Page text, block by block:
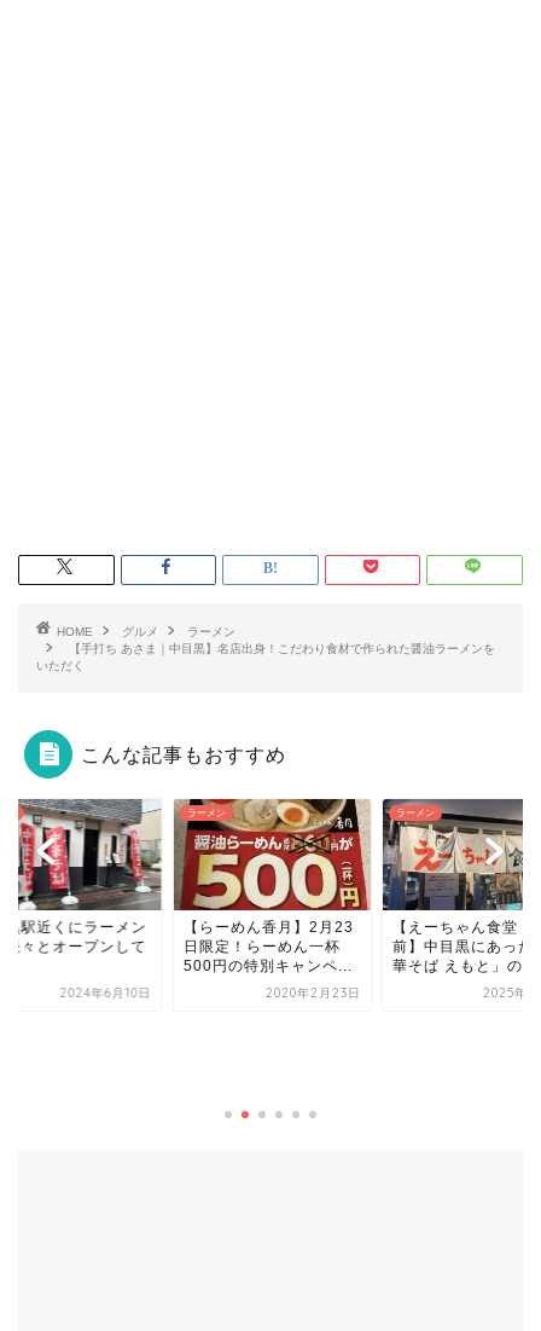
HOME グルメ
ラーメン
【手打ち あさま｜中目黒】名店出身！こだわり食材で作られた醤油ラーメンを
いただく
こんな記事もおすすめ
ーめん香月】2月23
定！らーめん一杯
2020年2月23日
ラーメン
【えーちゃん食堂 | 不動
前】中目黒にあった「中
華そば えもと」の...
2025年2月6日
ラーメン